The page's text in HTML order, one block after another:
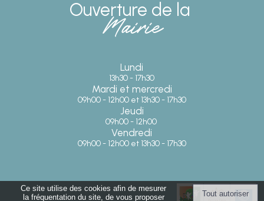
Ouverture de la
Mairie
Lundi
13h30 - 17h30
Mardi et mercredi
09h00 - 12h00 et 13h30 - 17h30
Jeudi
09h00 - 12h00
Vendredi
09h00 - 12h00 et 13h30 - 17h30
Ce site utilise des cookies afin de mesurer
la fréquentation du site, de vous proposer